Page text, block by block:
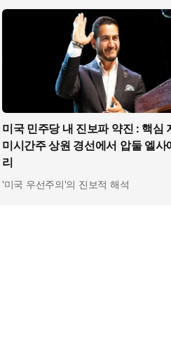
미국 민주당 내 진보파 약진 : 핵심
미시간주 상원 경선에서 압둘 엘사
리
'미국 우선주의'의 진보적 해석